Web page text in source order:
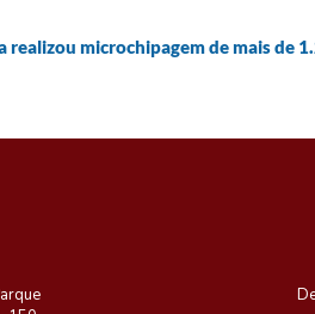
realizou microchipagem de mais de